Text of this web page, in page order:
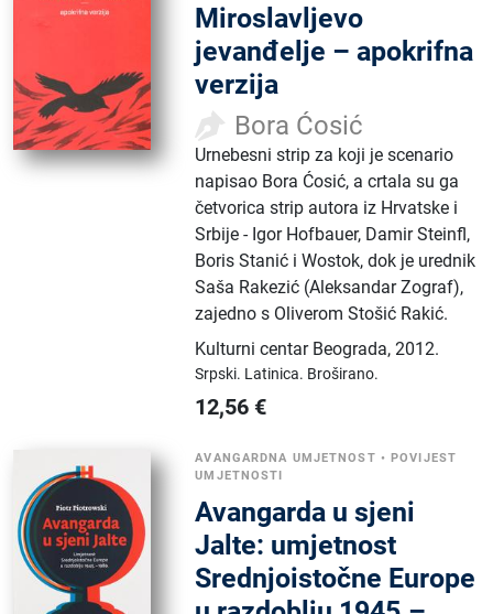
Miroslavljevo
jevanđelje – apokrifna
verzija
Bora Ćosić
Urnebesni strip za koji je scenario
napisao Bora Ćosić, a crtala su ga
četvorica strip autora iz Hrvatske i
Srbije - Igor Hofbauer, Damir Steinfl,
Boris Stanić i Wostok, dok je urednik
Saša Rakezić (Aleksandar Zograf),
zajedno s Oliverom Stošić Rakić.
Kulturni centar Beograda,2012.
Srpski. Latinica. Broširano.
12,56 €
AVANGARDNA UMJETNOST •POVIJEST
UMJETNOSTI
Avangarda u sjeni
Jalte: umjetnost
Srednjoistočne Europe